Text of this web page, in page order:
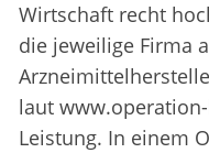
Wirtschaft recht
die jeweilige Firma
laut
Leistung. In einem